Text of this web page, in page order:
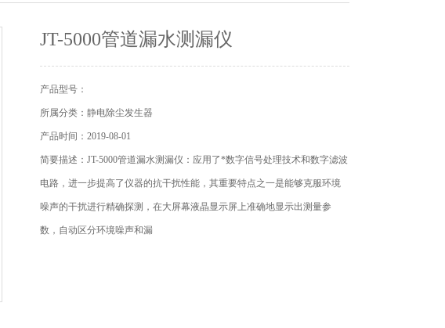
JT-5000管道漏水测漏仪
产品型号：
所属分类：静电除尘发生器
产品时间：2019-08-01
简要描述：JT-5000管道漏水测漏仪：应用了*数字信号处理技术和数字滤波
电路，进一步提高了仪器的抗干扰性能，其重要特点之一是能够克服环境
噪声的干扰进行精确探测，在大屏幕液晶显示屏上准确地显示出测量参
数，自动区分环境噪声和漏